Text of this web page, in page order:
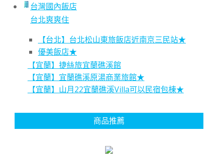
台灣國內飯店
台北爽爽住
【台北】台北松山東旅飯店近南京三民站★
優美飯店★
【宜蘭】捷絲旅宜蘭礁溪館
【宜蘭】宜蘭礁溪原湯商業旅館★
【宜蘭】山月22宜蘭礁溪Villa可以民宿包棟★
商品推薦